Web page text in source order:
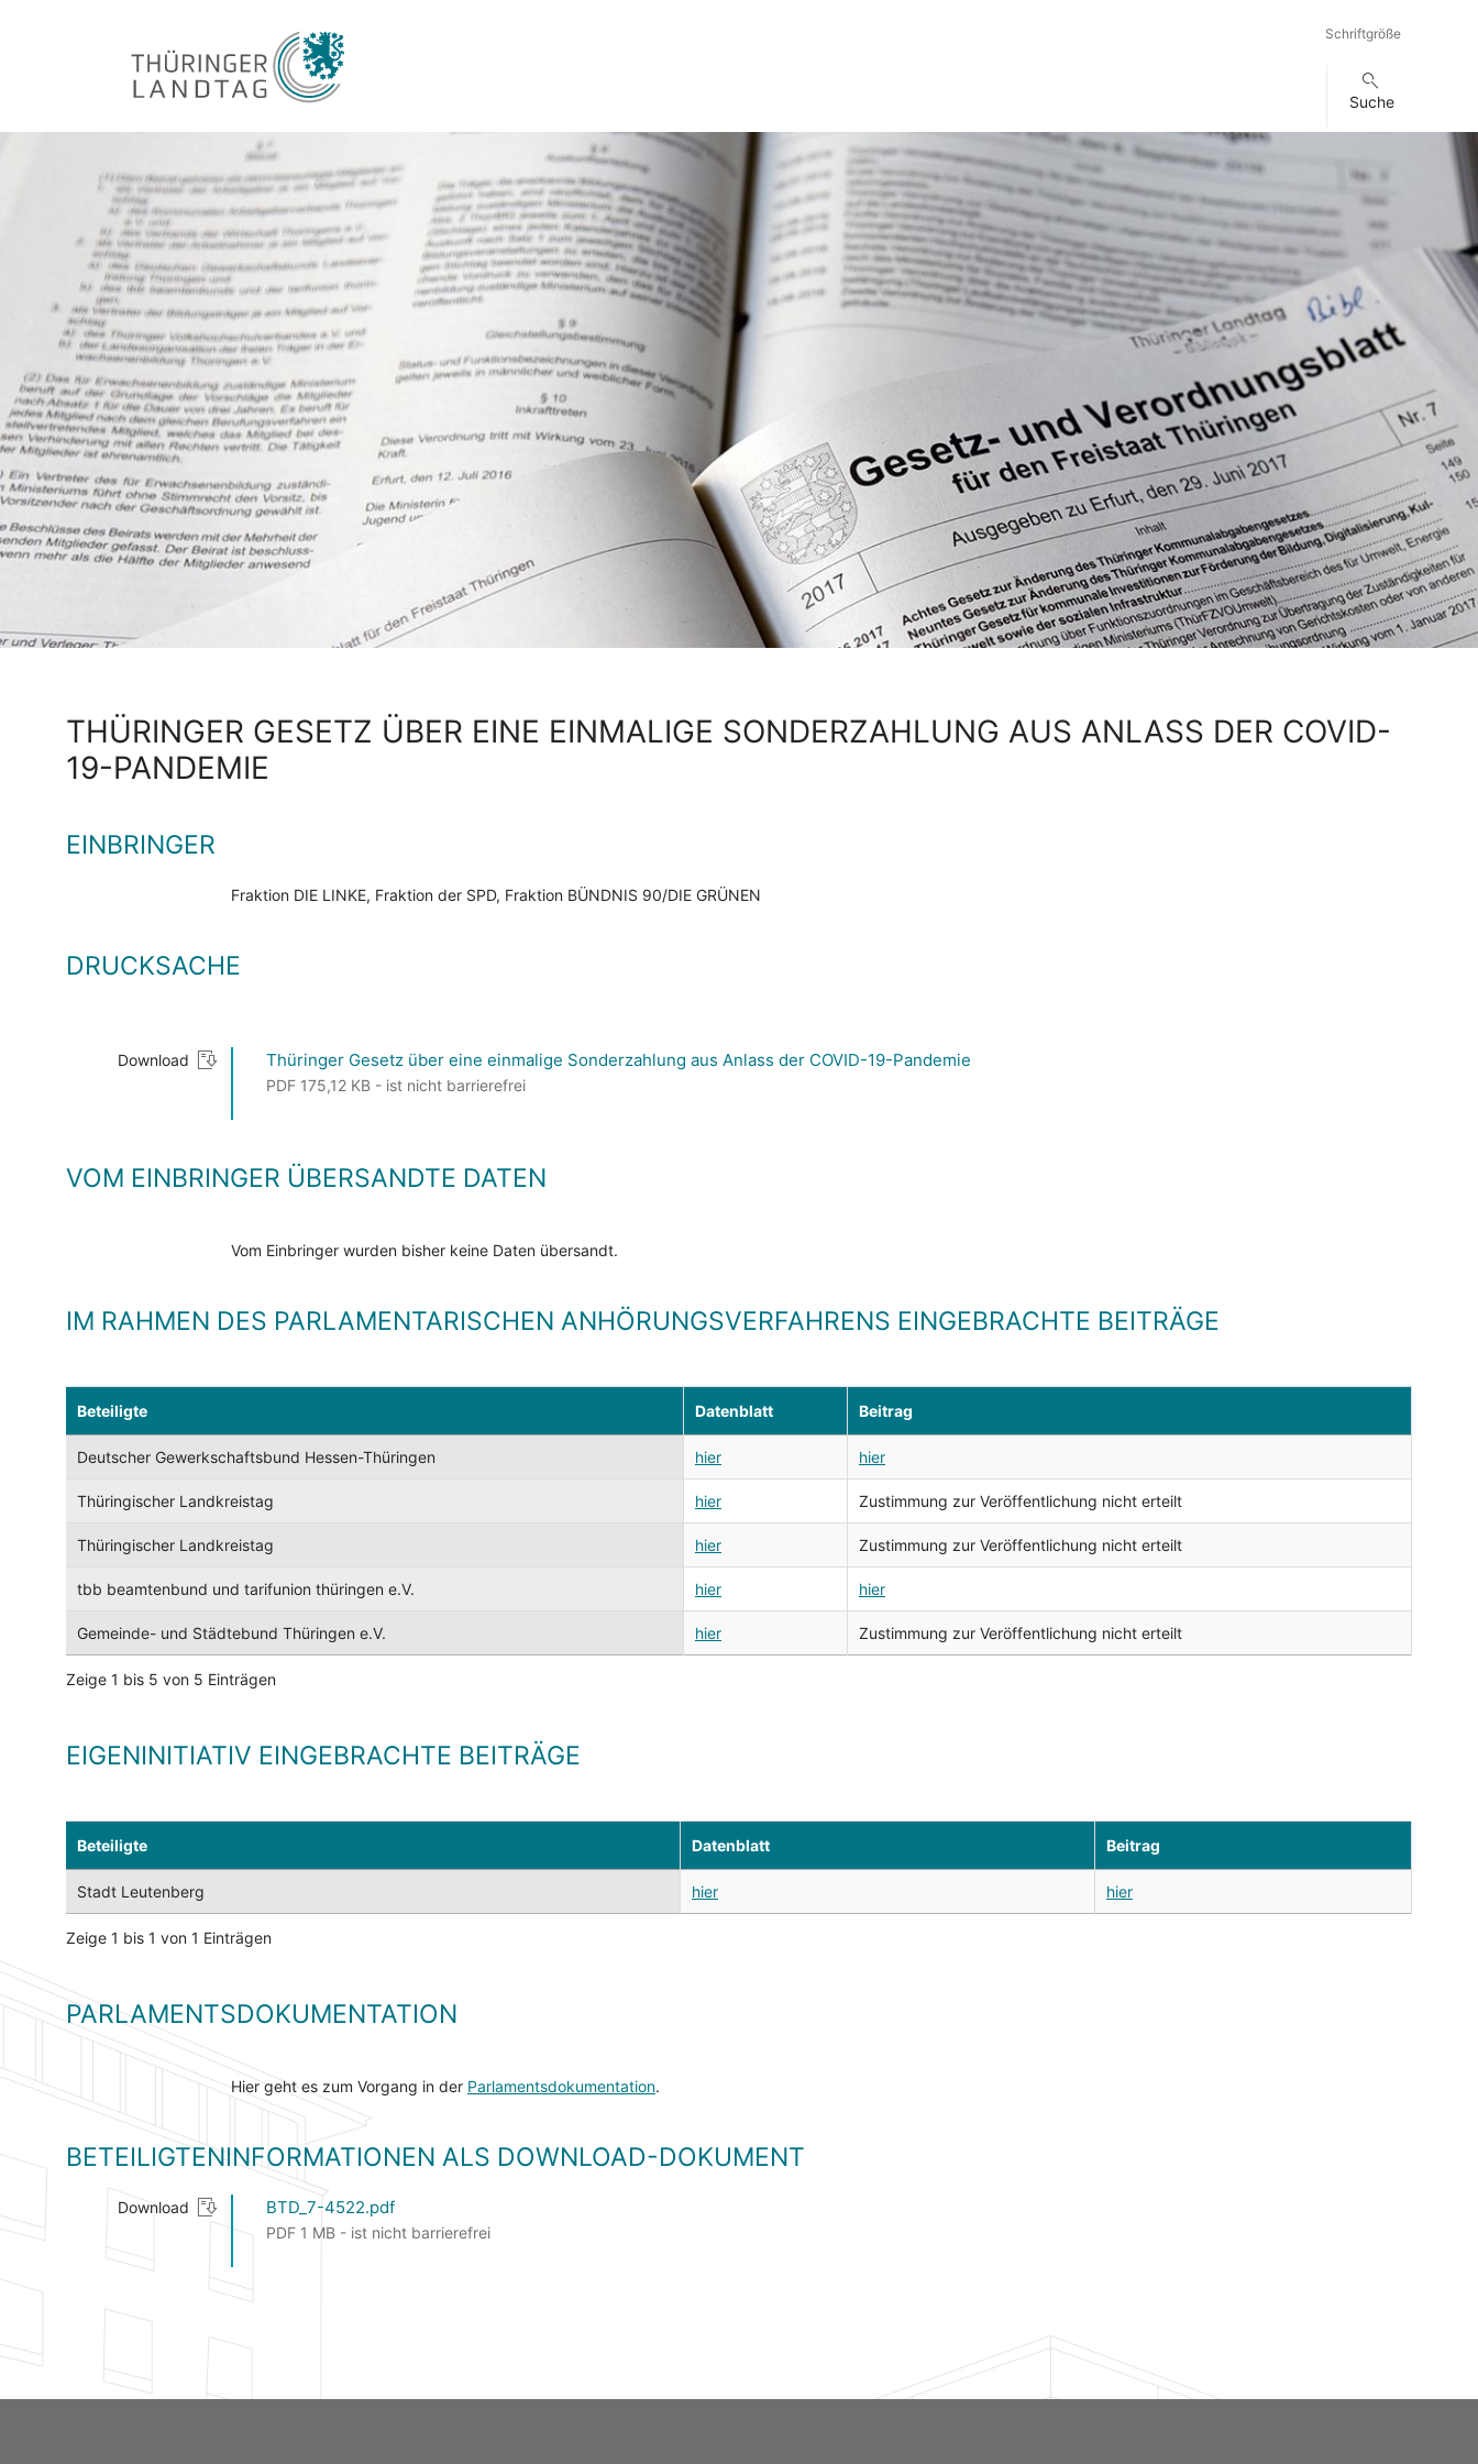
Schriftgröße
Suche
THÜRINGER GESETZ ÜBER EINE EINMALIGE SONDERZAHLUNG AUS ANLASS DER COVID-
19-PANDEMIE
EINBRINGER
Fraktion DIE LINKE, Fraktion der SPD, Fraktion BÜNDNIS 90/DIE GRÜNEN
DRUCKSACHE
Download Thüringer Gesetz über eine einmalige Sonderzahlung aus Anlass der COVID-19-Pandemie
PDF 175,12 KB - ist nicht barrierefrei
VOM EINBRINGER ÜBERSANDTE DATEN
Vom Einbringer wurden bisher keine Daten übersandt.
IM RAHMEN DES PARLAMENTARISCHEN ANHÖRUNGSVERFAHRENS EINGEBRACHTE BEITRÄGE
Beteiligte Datenblatt Beitrag
Deutscher Gewerkschaftsbund Hessen-Thüringen hier hier
Thüringischer Landkreistag hier Zustimmung zur Veröffentlichung nicht erteilt
Thüringischer Landkreistag hier Zustimmung zur Veröffentlichung nicht erteilt
tbb beamtenbund und tarifunion thüringen e.V. hier hier
Gemeinde- und Städtebund Thüringen e.V. hier Zustimmung zur Veröffentlichung nicht erteilt
Zeige 1 bis 5 von 5 Einträgen
EIGENINITIATIV EINGEBRACHTE BEITRÄGE
Beteiligte Datenblatt Beitrag
Stadt Leutenberg hier hier
Zeige 1 bis 1 von 1 Einträgen
PARLAMENTSDOKUMENTATION
Hier geht es zum Vorgang in der Parlamentsdokumentation.
BETEILIGTENINFORMATIONEN ALS DOWNLOAD-DOKUMENT
Download BTD_7-4522.pdf
PDF 1 MB - ist nicht barrierefrei